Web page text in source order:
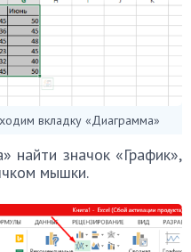
вкладку «Диаграмма»
найти значок «График»,
мышки.